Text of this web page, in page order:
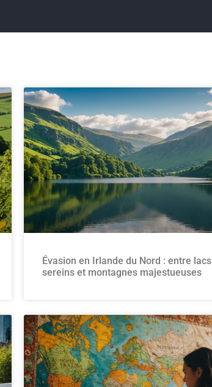
Évasion en Irlande du Nord : entre lacs
sereins et montagnes majestueuses